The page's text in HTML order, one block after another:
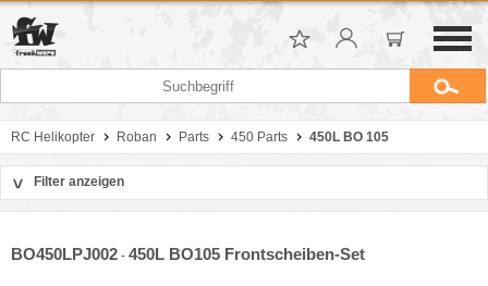
RC Helikopter Roban Parts 450 Parts 450L BO 105
> Filter anzeigen
BO450LPJ002 - 450L BO105 Frontscheiben-Set